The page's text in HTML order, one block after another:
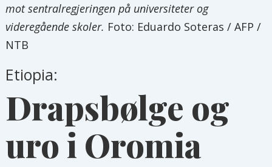
mot sentralregjeringen på universiteter og
videregående skoler. Foto: Eduardo Soteras / AFP /
NTB
Etiopia:
Drapsbølge og
uro i Oromia